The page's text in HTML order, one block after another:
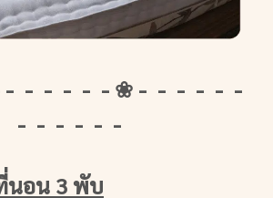
- - - - - ❀ - - - - - -
- - - - - -
นอน 3 พับ